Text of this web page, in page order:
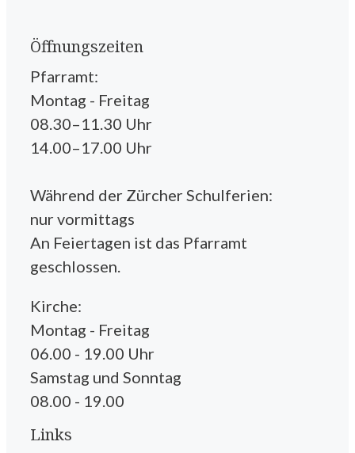
Öffnungszeiten
Pfarramt:
Montag - Freitag
08.30–11.30 Uhr
14.00–17.00 Uhr
Während der Zürcher Schulferien:
nur vormittags
An Feiertagen ist das Pfarramt
geschlossen.
Kirche:
Montag - Freitag
06.00 - 19.00 Uhr
Samstag und Sonntag
08.00 - 19.00
Links